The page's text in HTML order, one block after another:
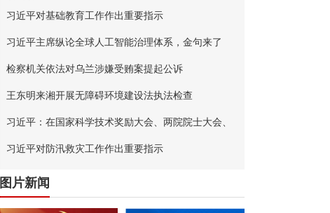
习近平对基础教育工作作出重要指示
习近平主席纵论全球人工智能治理体系，金句来了
检察机关依法对乌兰涉嫌受贿案提起公诉
王东明来湘开展无障碍环境建设法执法检查
习近平：在国家科学技术奖励大会、两院院士大会、
中国科协第十一次全国代表大会上的讲话
习近平对防汛救灾工作作出重要指示
图片新闻